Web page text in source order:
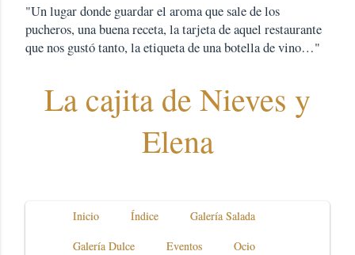
"Un lugar donde guardar el aroma que sale de los
pucheros, una buena receta, la tarjeta de aquel restaurante
que nos gustó tanto, la etiqueta de una botella de vino…"
La cajita de Nieves y
Elena
Inicio Índice
Galería Salada
Galería Dulce
Eventos
Ocio